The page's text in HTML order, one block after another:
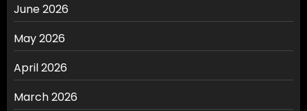
June 2026
May 2026
April 2026
March 2026